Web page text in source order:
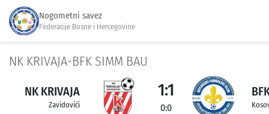
Nogometni savez
Federacije Bosne i Hercegovine
NK KRIVAJA-BFK SIMM BAU
NK KRIVAJA
Zavidovići
1:1
0:0